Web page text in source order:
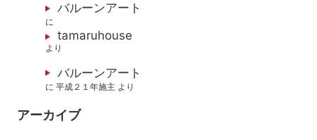
バルーンアート
に
tamaruhouse
より
バルーンアート
に平成２１年施主 より
アーカイブ